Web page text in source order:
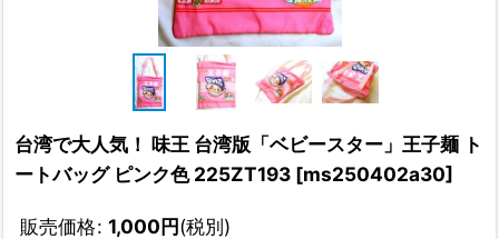
台湾で大人気！ 味王 台湾版「ベビースター」王子麺 ト
ートバッグ ピンク色 225ZT193 [ms250402a30]
販売価格: 1,000円(税別)